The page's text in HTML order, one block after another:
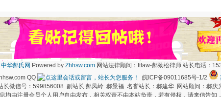
中华郝氏网 Powered by Zhhsw.com 网站法律顾问：Itlaw-郝劲松律师 站长电话：
QQ
皖ICP备09011685号-1/2
长微信号：599856008 副站长:郝凤岭 郝景福 名誉站长：郝建华 网站顾问：郝庆
均由注册会员个人用户自由发布，相关权责不由本站负责，若有侵权，请来信告知